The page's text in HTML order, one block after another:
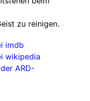
zu reinigen.
imdb
wikipedia
ARD-